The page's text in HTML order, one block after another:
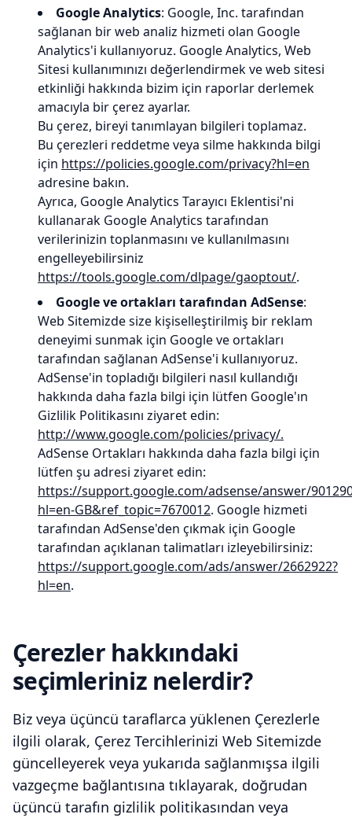
Google Analytics: Google, Inc. tarafından
sağlanan bir web analiz hizmeti olan Google
Analytics'i kullanıyoruz. Google Analytics, Web
Sitesi kullanımınızı değerlendirmek ve web sitesi
etkinliği hakkında bizim için raporlar derlemek
amacıyla bir çerez ayarlar.
Bu çerez, bireyi tanımlayan bilgileri toplamaz.
Bu çerezleri reddetme veya silme hakkında bilgi
için https://policies.google.com/privacy?hl=en
adresine bakın.
Ayrıca, Google Analytics Tarayıcı Eklentisi'ni
kullanarak Google Analytics tarafından
verilerinizin toplanmasını ve kullanılmasını
engelleyebilirsiniz
https://tools.google.com/dlpage/gaoptout/.
Google ve ortakları tarafından AdSense:
Web Sitemizde size kişiselleştirilmiş bir reklam
deneyimi sunmak için Google ve ortakları
tarafından sağlanan AdSense'i kullanıyoruz.
AdSense'in topladığı bilgileri nasıl kullandığı
hakkında daha fazla bilgi için lütfen Google'ın
Gizlilik Politikasını ziyaret edin:
http://www.google.com/policies/privacy/.
AdSense Ortakları hakkında daha fazla bilgi için
lütfen şu adresi ziyaret edin:
https://support.google.com/adsense/answer/
hl=en-GB&ref_topic=7670012. Google hizmeti
tarafından AdSense'den çıkmak için Google
tarafından açıklanan talimatları izleyebilirsiniz:
https://support.google.com/ads/answer/2662922?
hl=en.
Çerezler hakkındaki
seçimleriniz nelerdir?
Biz veya üçüncü taraflarca yüklenen Çerezlerle
ilgili olarak, Çerez Tercihlerinizi Web Sitemizde
güncelleyerek veya yukarıda sağlanmışsa ilgili
vazgeçme bağlantısına tıklayarak, doğrudan
üçüncü tarafın gizlilik politikasından veya